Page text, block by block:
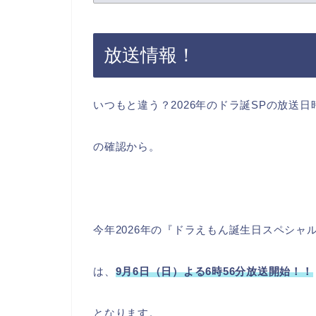
放送情報！
いつもと違う？2026年のドラ誕SPの放送日
の確認から。
今年2026年の『ドラえもん誕生日スペシャ
は、 9月6日（日）よる6時56分放送開始！！
となります。